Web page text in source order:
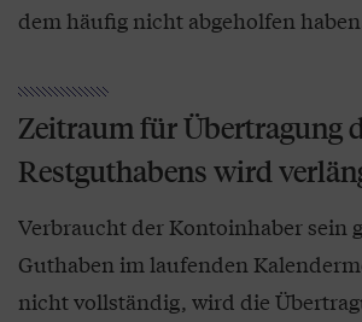
dem häufig nicht abgeholfen
Zeitraum für Übertragung
Restguthabens wird
Verbraucht der Kontoinhaber sein
Guthaben im laufenden
nicht vollständig, wird die